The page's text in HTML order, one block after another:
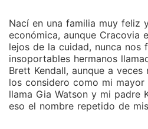
Nací en una familia muy feliz
económica, aunque Cracovia
lejos de la cuidad, nunca nos
insoportables hermanos
Brett Kendall, aunque a
los considero como mi
llama Gia Watson y mi padre
eso el nombre repetido de